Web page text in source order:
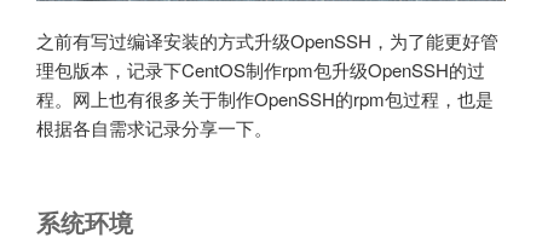
之前有写过编译安装的方式升级OpenSSH，为了能更好管
理包版本，记录下CentOS制作rpm包升级OpenSSH的过
程。网上也有很多关于制作OpenSSH的rpm包过程，也是
根据各自需求记录分享一下。
系统环境